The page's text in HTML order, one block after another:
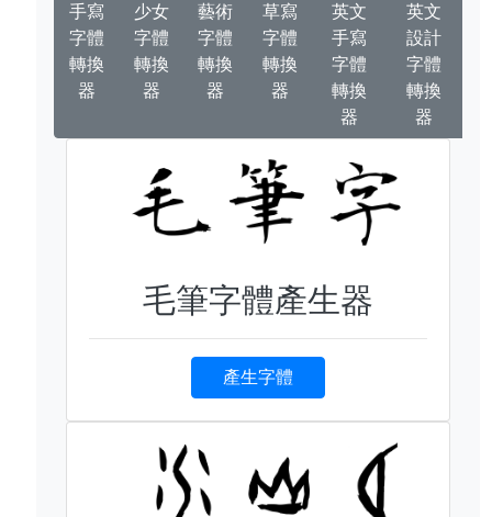
手寫
字體
轉換
器
少女
字體
轉換
器
藝術
字體
轉換
器
草寫
字體
轉換
器
英文
手寫
字體
轉換
器
英文
設計
字體
轉換
器
毛筆字體產生器
產生字體